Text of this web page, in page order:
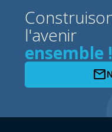
l'avenir
ensemble !
mail